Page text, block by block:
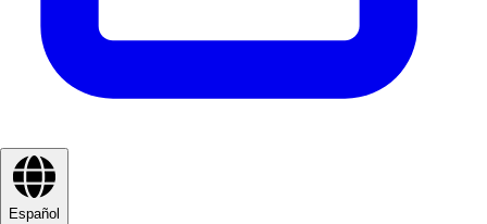
Español